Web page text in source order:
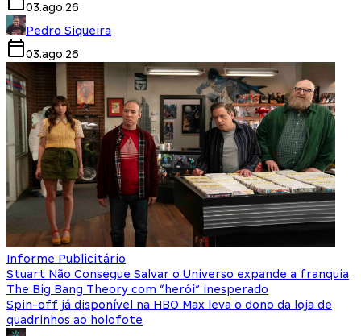
03.ago.26
Pedro Siqueira
03.ago.26
Informe Publicitário
Stuart Não Consegue Salvar o Universo expande a franquia
The Big Bang Theory com “herói” inesperado
Spin-off já disponível na HBO Max leva o dono da loja de
quadrinhos ao holofote